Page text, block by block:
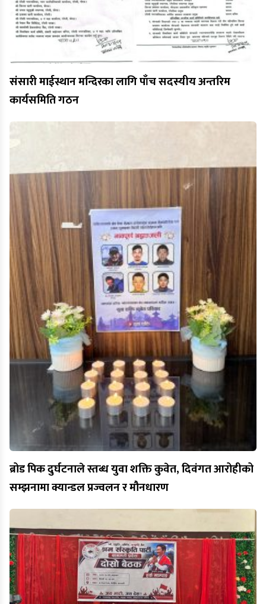
संसारी माईस्थान मन्दिरका लागि पाँच सदस्यीय अन्तरिम
कार्यसमिति गठन
ब्रोड पिक दुर्घटनाले स्तब्ध युवा शक्ति कुवेत, दिवंगत आरोहीको
सम्झनामा क्यान्डल प्रज्वलन र मौनधारण